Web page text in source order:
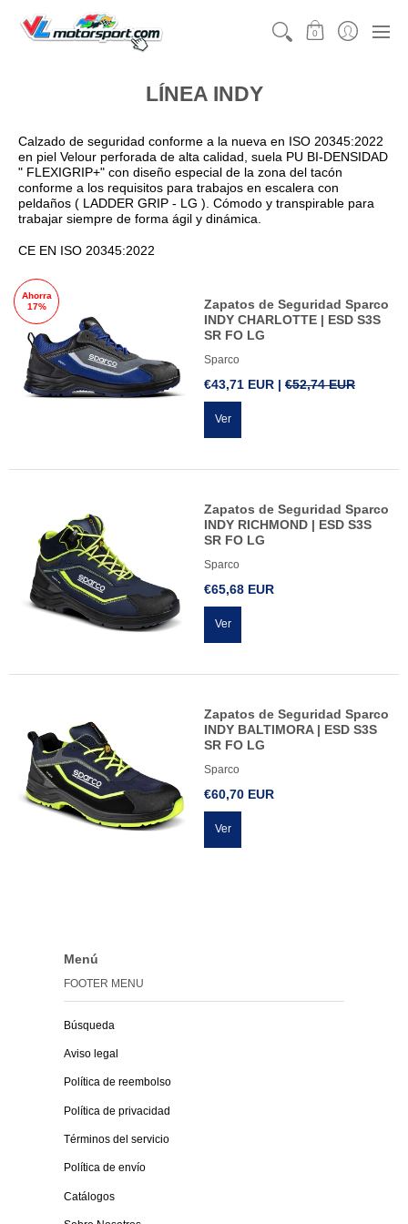
0
LÍNEA INDY
Calzado de seguridad conforme a la nueva en ISO 20345:2022
en piel Velour perforada de alta calidad, suela PU BI-DENSIDAD
" FLEXIGRIP+" con diseño especial de la zona del tacón
conforme a los requisitos para trabajos en escalera con
peldaños ( LADDER GRIP - LG ). Cómodo y transpirable para
trabajar siempre de forma ágil y dinámica.
CE EN ISO 20345:2022
Ahorra
17%
Zapatos de Seguridad Sparco
INDY CHARLOTTE | ESD S3S
SR FO LG
Sparco
€43,71 EUR | €52,74 EUR
Ver
Zapatos de Seguridad Sparco
INDY RICHMOND | ESD S3S
SR FO LG
Sparco
€65,68 EUR
Ver
Zapatos de Seguridad Sparco
INDY BALTIMORA | ESD S3S
SR FO LG
Sparco
€60,70 EUR
Ver
Menú
FOOTER MENU
Búsqueda
Aviso legal
Política de reembolso
Política de privacidad
Términos del servicio
Política de envío
Catálogos